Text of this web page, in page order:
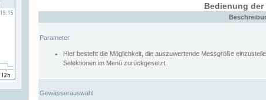
Bedienung der
Parameter
Hier besteht die Möglichkeit, die auszuwertende Messgröße
Selektionen im Menü zurückgesetzt.
Gewässerauswahl